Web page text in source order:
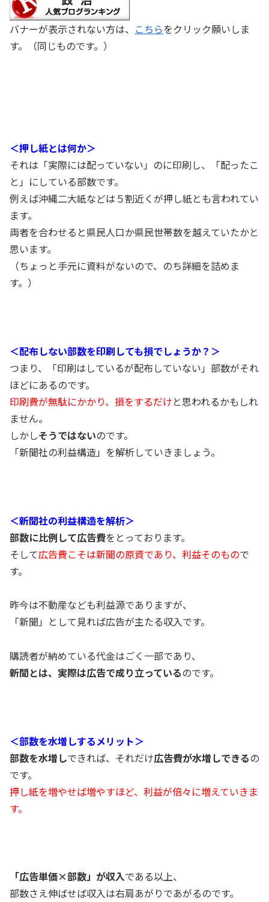
バナーが表示されない方は、 こちらをクリック願いしま
す。（同じものです。）
＜押し紙とは何か＞
それは「実際には配っていない」のに印刷し、「配ったこ
と」にしている部数です。
例えば沖縄二大紙などは５割近くが押し紙とも言われてい
ます。
両者を合わせると県民人口か県民世帯数を越えていたかと
思います。
（ちょっと手元に資料がないので、のち詳細を詰めま
す。）
＜配布しない部数を印刷しても損でしょうか？＞
つまり、「印刷はしているが配布していない」部数がそれ
ほどにあるのです。
印刷費が無駄にかかり、損をするだけと思われるかもしれ
ません。
しかしそうではないのです。
「新聞社の利益構造」を解析していきましょう。
＜新聞社の利益構造を解析＞
部数に比例して広告費をとっております。
そして広告費こそは新聞の原資であり、利益そのもので
す。
昨今は不動産なども利益源でありますが、
「新聞」として見れば広告が主たる収入です。
購読者が納めている代金はごく一部であり、
新聞とは、実際は広告で成り立っているのです。
＜部数を水増しするメリット＞
部数を水増しできれば、それだけ広告費が水増しできるの
です。
押し紙を増やせば増やすほど、利益が倍々に増えていきま
す。
「広告単価×部数」が収入である以上、
部数さえ伸ばせば収入は右肩あがりであがるのです。